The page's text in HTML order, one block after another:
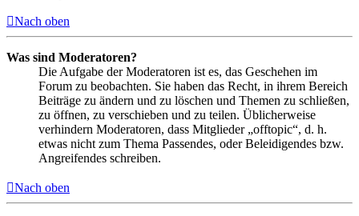
Nach oben
Was sind Moderatoren?
Die Aufgabe der Moderatoren ist es, das Geschehen im
Forum zu beobachten. Sie haben das Recht, in ihrem Bereich
Beiträge zu ändern und zu löschen und Themen zu schließen,
zu öffnen, zu verschieben und zu teilen. Üblicherweise
verhindern Moderatoren, dass Mitglieder „offtopic“, d. h.
etwas nicht zum Thema Passendes, oder Beleidigendes bzw.
Angreifendes schreiben.
Nach oben